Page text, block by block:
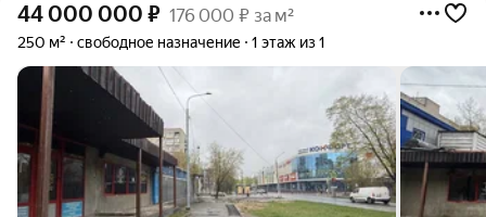
44 000 000 ₽ 176 000 ₽ за м²
250 м² свободное назначение 1 этаж из 1